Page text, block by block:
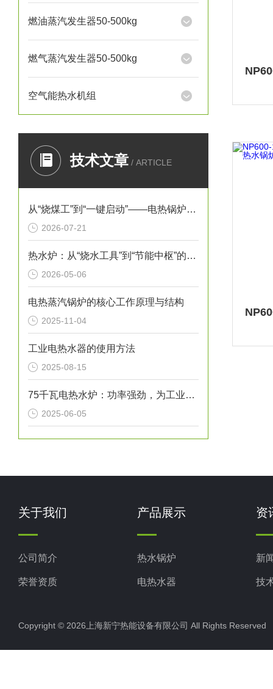
燃油蒸汽发生器50-500kg
燃气蒸汽发生器50-500kg
空气能热水机组
技术文章 / ARTICLE
从“烧煤工”到“一键启动”——电热锅炉如何重塑工业供热逻辑
2026-07-21
热水炉：从“烧水工具”到“节能中枢”的进化史
2026-05-06
电热蒸汽锅炉的核心工作原理与结构
2025-11-04
工业电热水器的使用方法
2025-08-15
75千瓦电热水炉：功率强劲，为工业生产提供稳定热水源！
2025-06-05
关于我们
公司简介
荣誉资质
产品展示
热水锅炉
电热水器
蒸汽锅炉
其他电热水器
资
新
技
Copyright © 2026上海新宁热能设备有限公司 All Rights